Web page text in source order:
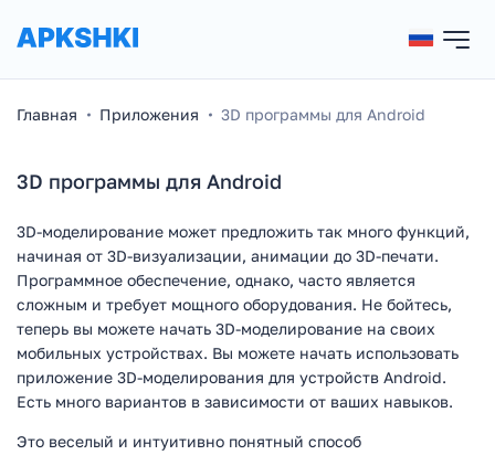
Главная Приложения 3D программы для Android
3D программы для Android
3D-моделирование может предложить так много функций,
начиная от 3D-визуализации, анимации до 3D-печати.
Программное обеспечение, однако, часто является
сложным и требует мощного оборудования. Не бойтесь,
теперь вы можете начать 3D-моделирование на своих
мобильных устройствах. Вы можете начать использовать
приложение 3D-моделирования для устройств Android.
Есть много вариантов в зависимости от ваших навыков.
Это веселый и интуитивно понятный способ